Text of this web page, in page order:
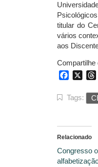
titular do
vários
aos
Compartilhe
Tags:
Relacionado
Congresso